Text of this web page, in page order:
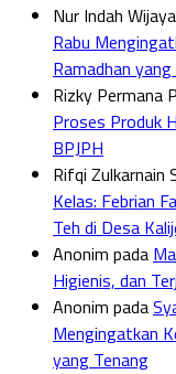
Nur Indah Wijaya
Rabu
Ramadhan
Rizky Permana
Proses Produk
BPJPH
Rifqi Zulkarnain
Kelas: Febrian
Teh di Desa
Anonim pada
Higienis, dan
Anonim pada
Mengingatkan
yang Tenang